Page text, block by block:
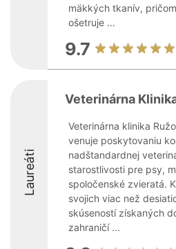
mäkkých tkanív,
ošetruje ...
9.7
Laureáti
Veterinárna
Veterinárna klinika
venuje poskytovaniu
nadštandardnej
starostlivosti pre psy,
spoločenské zvieratá.
svojich viac než
skúseností získaných
zahraničí ...